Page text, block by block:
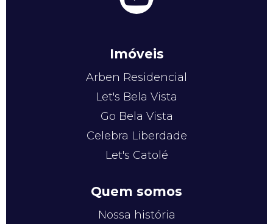
Imóveis
Arben Residencial
Let's Bela Vista
Go Bela Vista
Celebra Liberdade
Let's Catolé
Quem somos
Nossa história